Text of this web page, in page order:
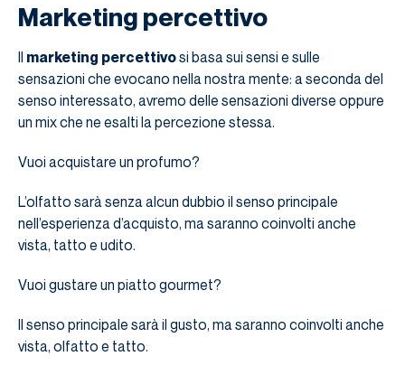
Marketing percettivo
Il marketing percettivosi basa sui sensi e sulle
sensazioni che evocano nella nostra mente: a seconda del
senso interessato, avremo delle sensazioni diverse oppure
un mix che ne esalti la percezione stessa.
Vuoi acquistare un profumo?
L’olfatto sarà senza alcun dubbio il senso principale
nell’esperienza d’acquisto, ma saranno coinvolti anche
vista, tatto e udito.
Vuoi gustare un piatto gourmet?
Il senso principale sarà il gusto, ma saranno coinvolti anche
vista, olfatto e tatto.